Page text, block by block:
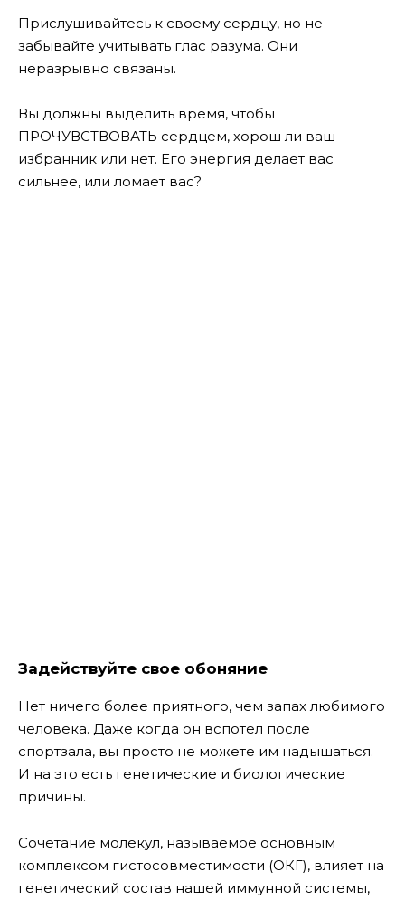
Прислушивайтесь к своему сердцу, но не
забывайте учитывать глас разума. Они
неразрывно связаны.
Вы должны выделить время, чтобы
ПРОЧУВСТВОВАТЬ сердцем, хорош ли ваш
избранник или нет. Его энергия делает вас
сильнее, или ломает вас?
Задействуйте свое обоняние
Нет ничего более приятного, чем запах любимого
человека. Даже когда он вспотел после
спортзала, вы просто не можете им надышаться.
И на это есть генетические и биологические
причины.
Сочетание молекул, называемое основным
комплексом гистосовместимости (ОКГ), влияет на
генетический состав нашей иммунной системы,